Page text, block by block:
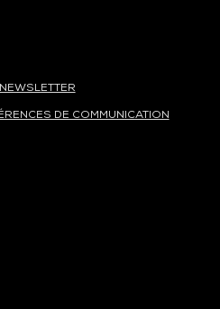
DE COMMUNICATION